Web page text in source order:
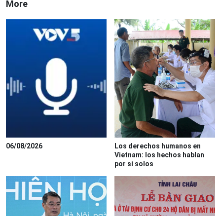
More
06/08/2026
Los derechos humanos en
Vietnam: los hechos hablan
por sí solos